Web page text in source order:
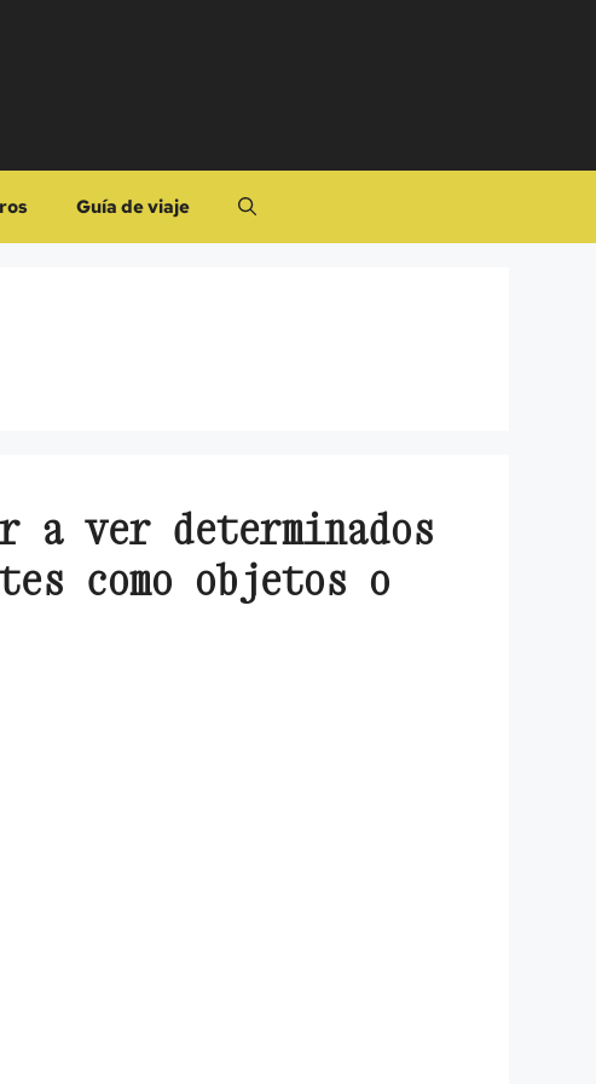
Guía de viaje
ver determinados
como objetos o